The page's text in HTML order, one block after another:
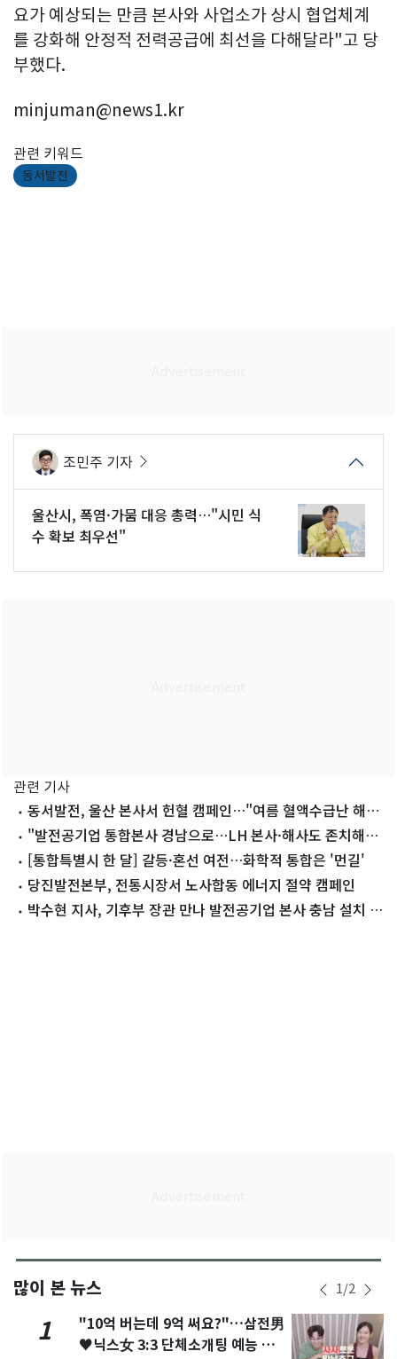
요가 예상되는 만큼 본사와 사업소가 상시 협업체계
를 강화해 안정적 전력공급에 최선을 다해달라"고 당
부했다.
minjuman@news1.kr
관련 키워드
동서발전
조민주 기자
울산시, 폭염·가뭄 대응 총력…"시민 식
수 확보 최우선"
관련 기사
동서발전, 울산 본사서 헌혈 캠페인…"여름 혈액수급난 해소
에 동참"
"발전공기업 통합본사 경남으로…LH 본사·해사도 존치해
야"[통합특별시 한 달] 갈등·혼선 여전…화학적 통합은 '먼길'
당진발전본부, 전통시장서 노사합동 에너지 절약 캠페인
박수현 지사, 기후부 장관 만나 발전공기업 본사 충남 설치 건
많이 본 뉴스 1/2
1
"10억 버는데 9억 써요?"…삼전男
♥닉스女 3:3 단체소개팅 예능 화